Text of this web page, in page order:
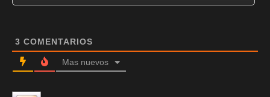
3 COMENTARIOS
Mas nuevos